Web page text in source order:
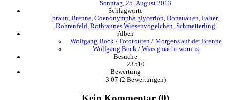
Sonntag, 25. August 2013
Schlagworte
braun Brenne Coenonympha glycerion Donauauen Falter,
Rohrenfeld Rotbraunes Wiesenvögelchen Schmetterling
Alben
Wolfgang Bock / Fototouren / Morgens auf der Brenne
Wolfgang Bock / Wias gmacht worn is
Besuche
23510
Bewertung
3.07 (2 Bewertungen)